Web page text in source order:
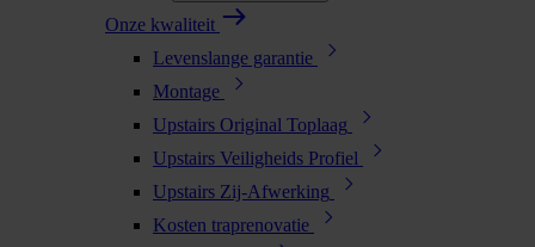
Onze kwaliteit
Levenslange garantie
Montage
Upstairs Original Toplaag
Upstairs Veiligheids Profiel
Upstairs Zij-Afwerking
Kosten traprenovatie